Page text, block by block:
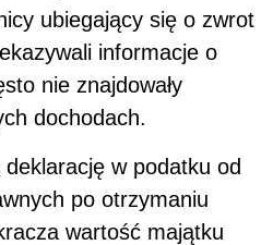
ubiegający się o zwrot
informacje o
nie znajdowały
dochodach.
deklarację w podatku od
po otrzymaniu
wartość majątku